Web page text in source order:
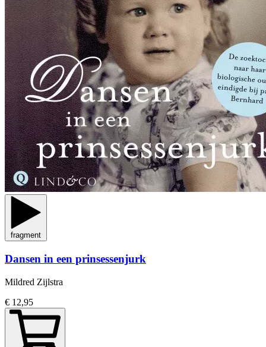
fragment
Dansen in een prinsessenjurk
Mildred Zijlstra
€ 12,95